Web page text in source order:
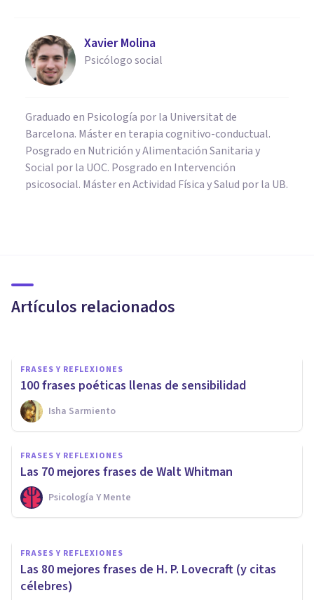
Xavier Molina
Psicólogo social
Graduado en Psicología por la Universitat de
Barcelona. Máster en terapia cognitivo-conductual.
Posgrado en Nutrición y Alimentación Sanitaria y
Social por la UOC. Posgrado en Intervención
psicosocial. Máster en Actividad Física y Salud por la UB.
Artículos relacionados
inspiradoras
FRASES Y REFLEXIONES
100 frases poéticas llenas de sensibilidad
Isha Sarmiento
FRASES Y REFLEXIONES
Las 70 mejores frases de Walt Whitman
Psicología Y Mente
FRASES Y REFLEXIONES
​Las 12 mejores frases del
poeta Rafael Alberti
Xavier Molina
FRASES Y REFLEXIONES
Las 80 mejores frases de H. P. Lovecraft (y citas
célebres)